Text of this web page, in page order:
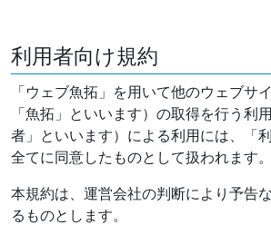
利用者向け規約
「ウェブ魚拓」を用いて他のウェブサ
「魚拓」といいます）の取得を行う利
者」といいます）による利用には、「
全てに同意したものとして扱われます。
本規約は、運営会社の判断により予告
るものとします。